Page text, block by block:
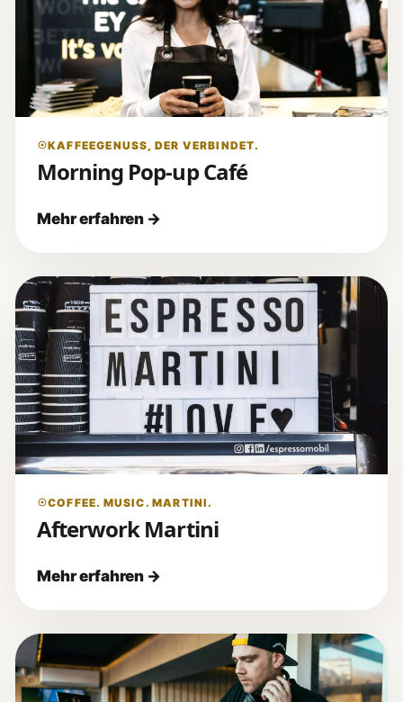
KAFFEEGENUSS, DER VERBINDET.
Morning Pop-up Café
COFFEE. MUSIC. MARTINI.
Afterwork Martini